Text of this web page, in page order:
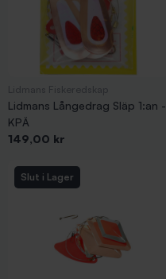
Lidmans Långedrag Släp 1:an -
KPÄ
Pris
149,00 kr
Slut i Lager